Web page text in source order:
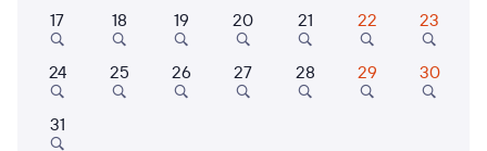
Кто едет
Найти поезда
17 18 19 20 21 22 23
24 25 26 27 28 29 30
31